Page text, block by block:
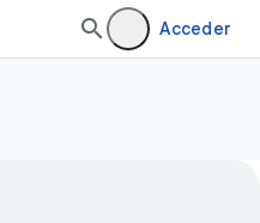
Acceder